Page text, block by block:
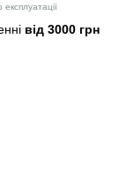
від 3000 грн